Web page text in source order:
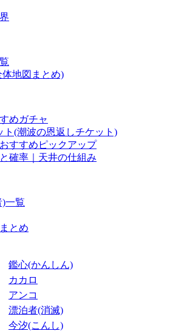
地図まとめ)
めガチャ
ト(潮波の恩返しチケット)
すすめピックアップ
確率｜天井の仕組み
)一覧
とめ
鑑心(かんしん)
カカロ
アンコ
漂泊者(消滅)
今汐(こんし)